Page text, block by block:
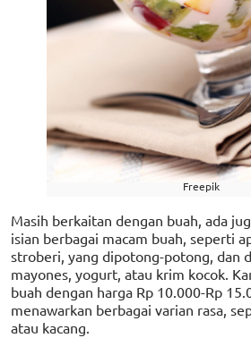
Freepik
Masih berkaitan dengan buah, ada
isian berbagai macam buah, seperti
stroberi, yang dipotong-potong, dan
mayones, yogurt, atau krim kocok.
buah dengan harga Rp 10.000-Rp
menawarkan berbagai varian rasa,
atau kacang.